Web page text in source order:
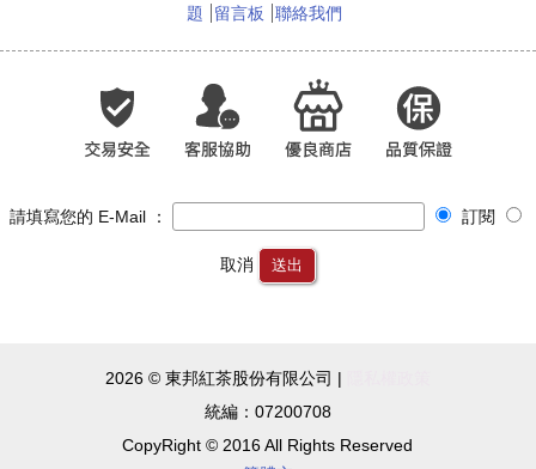
題
留言板 聯絡我們
請填寫您的 E-Mail ： 訂閱
取消 送出
2026 © 東邦紅茶股份有限公司 |
統編：07200708
CopyRight © 2016 All Rights Reserved